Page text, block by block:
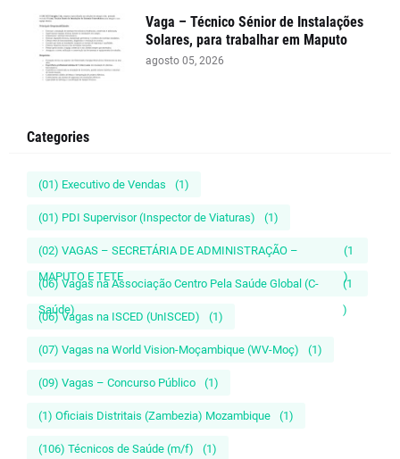
Vaga – Técnico Sénior de Instalações
Solares, para trabalhar em Maputo
agosto 05, 2026
Categories
(01) Executivo de Vendas (1)
(01) PDI Supervisor (Inspector de Viaturas) (1)
(02) VAGAS – SECRETÁRIA DE ADMINISTRAÇÃO –
MAPUTO E TETE
(1
)
(06) Vagas na Associação Centro Pela Saúde Global (C-
Saúde)
(1
)
(06) Vagas na ISCED (UnISCED) (1)
(07) Vagas na World Vision-Moçambique (WV-Moç) (1)
(09) Vagas – Concurso Público (1)
(1) Oficiais Distritais (Zambezia) Mozambique (1)
(106) Técnicos de Saúde (m/f) (1)